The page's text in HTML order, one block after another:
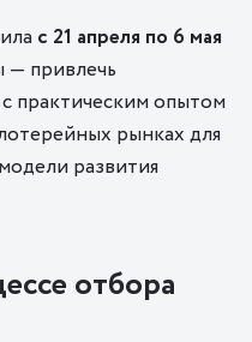
с 21 апреля по 6 мая
— привлечь
практическим опытом
рынках для
развития
отбора